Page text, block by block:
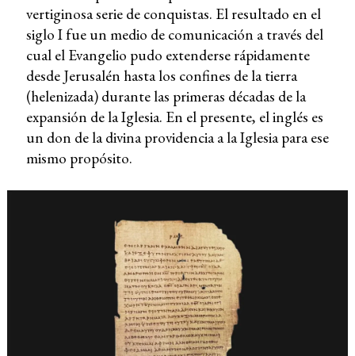
vertiginosa serie de conquistas. El resultado en el
siglo I fue un medio de comunicación a través del
cual el Evangelio pudo extenderse rápidamente
desde Jerusalén hasta los confines de la tierra
(helenizada) durante las primeras décadas de la
expansión de la Iglesia. En el presente, el inglés es
un don de la divina providencia a la Iglesia para ese
mismo propósito.